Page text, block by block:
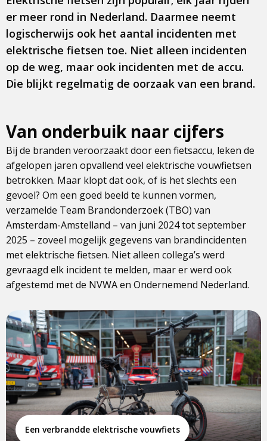
er meer rond in Nederland. Daarmee neemt
logischerwijs ook het aantal incidenten met
elektrische fietsen toe. Niet alleen incidenten
op de weg, maar ook incidenten met de accu.
Die blijkt regelmatig de oorzaak van een brand.
Van onderbuik naar cijfers
Bij de branden veroorzaakt door een fietsaccu, leken de
afgelopen jaren opvallend veel elektrische vouwfietsen
betrokken. Maar klopt dat ook, of is het slechts een
gevoel? Om een goed beeld te kunnen vormen,
verzamelde Team Brandonderzoek (TBO) van
Amsterdam-Amstelland – van juni 2024 tot september
2025 – zoveel mogelijk gegevens van brandincidenten
met elektrische fietsen. Niet alleen collega’s werd
gevraagd elk incident te melden, maar er werd ook
afgestemd met de NVWA en Ondernemend Nederland.
Een verbrandde elektrische vouwfiets